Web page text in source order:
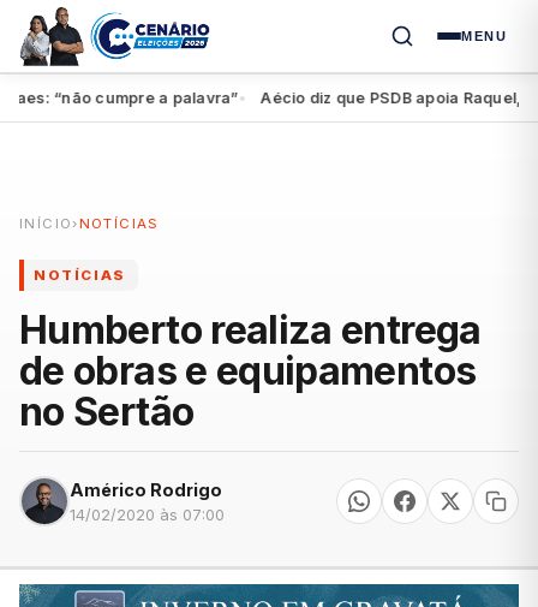
MENU
“não cumpre a palavra”● Aécio diz que PSDB apoia Raquel, mas
INÍCIO › NOTÍCIAS
NOTÍCIAS
Humberto realiza entrega
de obras e equipamentos
no Sertão
Américo Rodrigo
14/02/2020 às 07:00